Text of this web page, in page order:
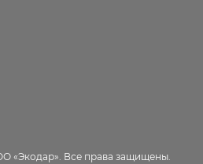
«Экодар». Все права защищены.